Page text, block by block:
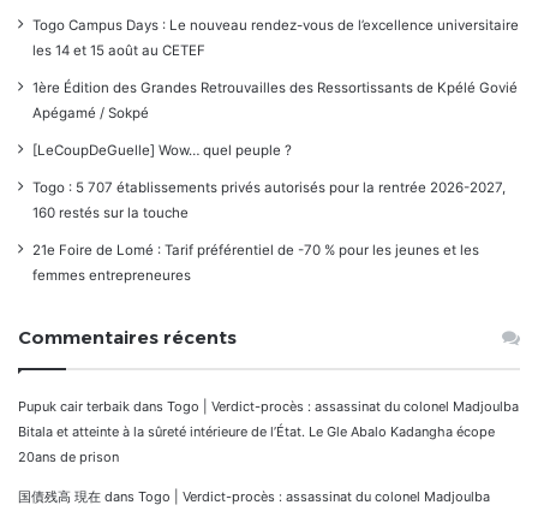
Togo Campus Days : Le nouveau rendez-vous de l’excellence universitaire
les 14 et 15 août au CETEF
1ère Édition des Grandes Retrouvailles des Ressortissants de Kpélé Govié
Apégamé / Sokpé
[LeCoupDeGuelle] Wow… quel peuple ?
Togo : 5 707 établissements privés autorisés pour la rentrée 2026-2027,
160 restés sur la touche
21e Foire de Lomé : Tarif préférentiel de -70 % pour les jeunes et les
femmes entrepreneures
Commentaires récents
Pupuk cair terbaik dans Togo | Verdict-procès : assassinat du colonel Madjoulba
Bitala et atteinte à la sûreté intérieure de l’État. Le Gle Abalo Kadangha écope
20ans de prison
国債残高 現在 dans Togo | Verdict-procès : assassinat du colonel Madjoulba